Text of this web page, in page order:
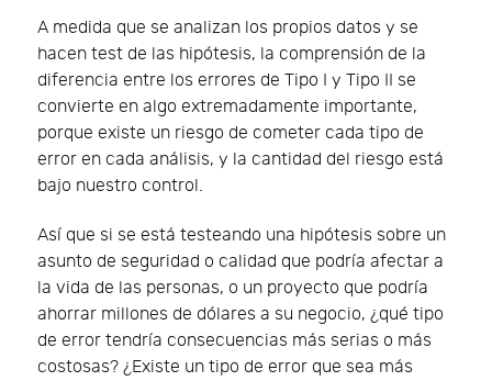
A medida que se analizan los propios datos y se
hacen test de las hipótesis, la comprensión de la
diferencia entre los errores de Tipo I y Tipo II se
convierte en algo extremadamente importante,
porque existe un riesgo de cometer cada tipo de
error en cada análisis, y la cantidad del riesgo está
bajo nuestro control.
Así que si se está testeando una hipótesis sobre un
asunto de seguridad o calidad que podría afectar a
la vida de las personas, o un proyecto que podría
ahorrar millones de dólares a su negocio, ¿qué tipo
de error tendría consecuencias más serias o más
costosas? ¿Existe un tipo de error que sea más